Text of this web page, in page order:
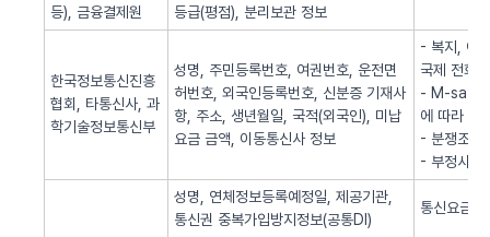
등), 금융결제원
등급(평점), 분리보관 정보
한국정보통신진흥
협회, 타통신사, 과
학기술정보통신부
성명, 주민등록번호, 여권번호, 운전면
허번호, 외국인등록번호, 신분증 기재사
항, 주소, 생년월일, 국적(외국인), 미납
요금 금액, 이동통신사 정보
- 복지, 이
국제 전화
- M-safer
에 따라
- 분쟁조정
- 부정사용
성명, 연체정보등록예정일, 제공기관,
통신권 중복가입방지정보(공통DI)
통신요금